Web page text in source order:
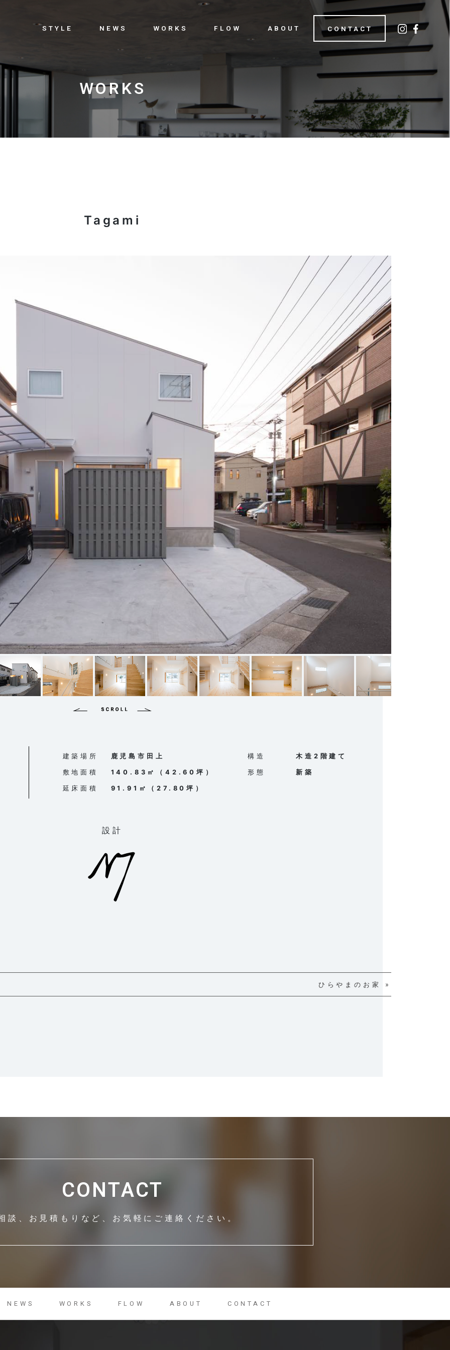
STYLE NEWS WORKS FLOW ABOUT CONTACT
WORKS
Tagami
建築場所 鹿児島市田上
敷地面積 140.83㎡（42.60坪）
延床面積 91.91㎡（27.80坪）
構造 木造2階建て
形態 新築
設計
ひらやまのお家 »
CONTACT
談、お見積もりなど、 お気軽にご連絡ください。
NEWS WORKS FLOW ABOUT CONTACT